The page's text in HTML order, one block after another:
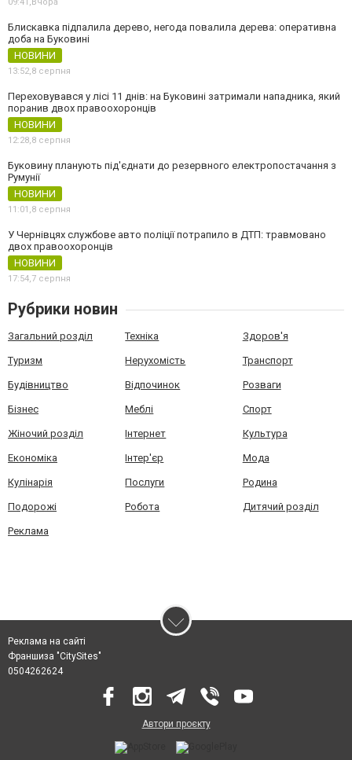
Блискавка підпалила дерево, негода повалила дерева: оперативна
доба на Буковині
НОВИНИ
13:52, 8 серпня
Переховувався у лісі 11 днів: на Буковині затримали нападника, який
поранив двох правоохоронців
НОВИНИ
12:28, 8 серпня
Буковину планують під'єднати до резервного електропостачання з
Румунії
НОВИНИ
11:01, 8 серпня
У Чернівцях службове авто поліції потрапило в ДТП: травмовано
двох правоохоронців
НОВИНИ
17:54, 7 серпня
Рубрики новин
Загальний розділ Техніка Здоров'я
Туризм Нерухомість Транспорт
Будівництво Відпочинок Розваги
Бізнес Меблі Спорт
Жіночий розділ Інтернет Культура
Економіка Інтер'єр Мода
Кулінарія Послуги Родина
Подорожі Робота Дитячий розділ
Реклама
Реклама на сайті
Франшиза "CitySites"
0504262624
Автори проєкту